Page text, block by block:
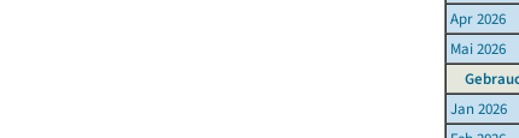
Apr 2026
Mai 2026
Jan 2026